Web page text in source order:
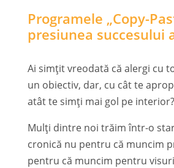
Programele „Copy-
presiunea succesului
Ai simțit vreodată că alergi cu
un obiectiv, dar, cu cât te
atât te simți mai gol pe interior?
Mulți dintre noi trăim într-o
cronică nu pentru că muncim
pentru că muncim pentru